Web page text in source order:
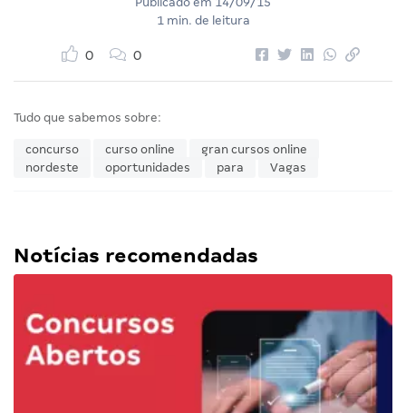
1 min. de leitura
0 0
Tudo que sabemos sobre:
concurso curso online
gran cursos online
nordeste
oportunidades para Vagas
Notícias recomendadas